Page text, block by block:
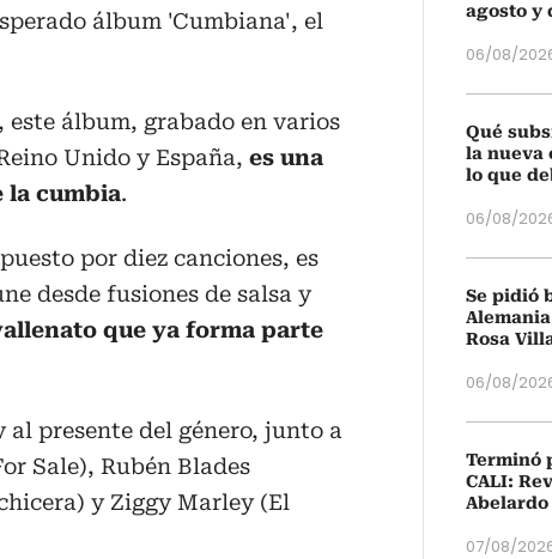
álbum 'Cumbiana', el
álbum, grabado en varios
Unido y España, es una
la cumbia.
por diez canciones, es
desde fusiones de salsa y
que ya forma parte
al presente del género, junto a
Sale), Rubén Blades
y Ziggy Marley (El
agosto y
06/08/
Qué
la nueva
lo que
06/08/
Se pidió
Rosa
06/08/
Terminó
CALI:
07/08/